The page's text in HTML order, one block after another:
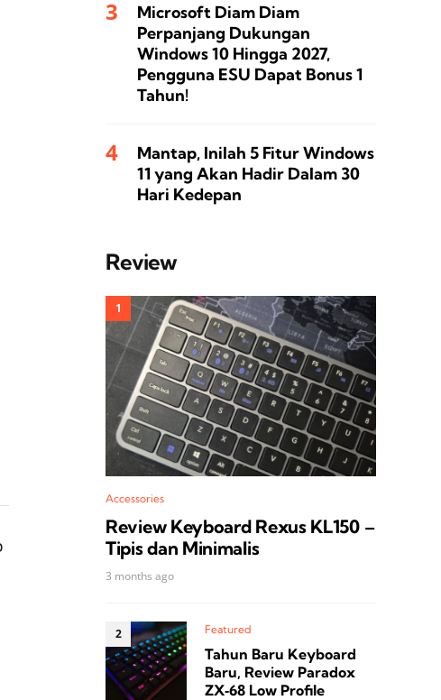
Microsoft Diam Diam
Perpanjang Dukungan
Windows 10 Hingga 2027,
Pengguna ESU Dapat Bonus 1
Tahun!
Mantap, Inilah 5 Fitur Windows
11 yang Akan Hadir Dalam 30
Hari Kedepan
Review
Accessories
Review Keyboard Rexus KL150 –
Tipis dan Minimalis
3 months ago
Featured
Tahun Baru Keyboard
Baru, Review Paradox
ZX‑68 Low Profile